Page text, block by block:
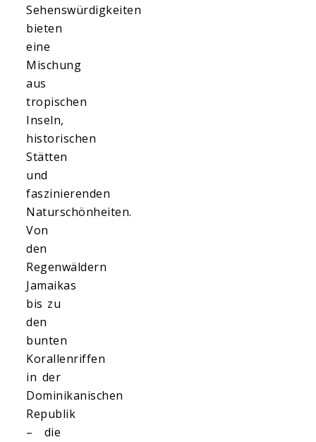
Sehenswürdigkeiten
bieten
eine
Mischung
aus
tropischen
Inseln,
historischen
Stätten
und
faszinierenden
Naturschönheiten.
Von
den
Regenwäldern
Jamaikas
bis zu
den
bunten
Korallenriffen
in der
Dominikanischen
Republik
– die